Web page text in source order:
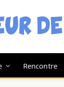
Rencontre